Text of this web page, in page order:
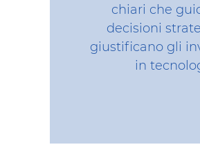
chiari che
decisioni
giustificano gli
in